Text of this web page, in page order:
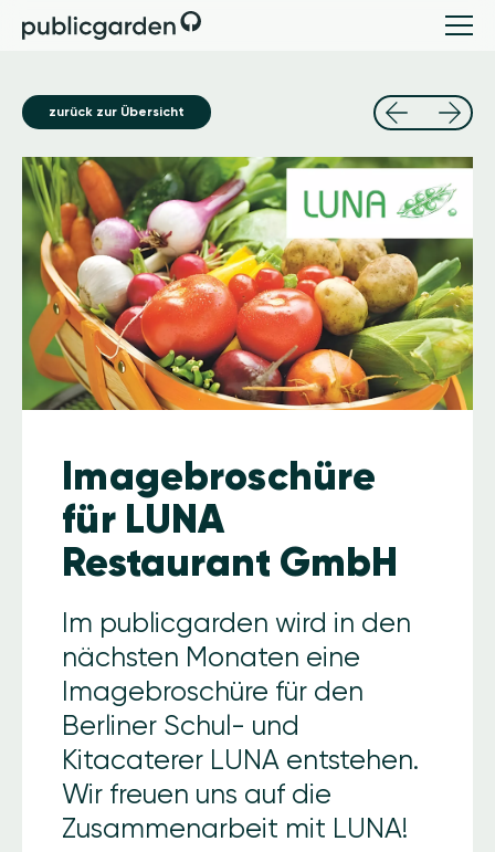
zurück zur Übersicht
Image
Imagebroschüre
für LUNA
Restaurant GmbH
Im publicgarden wird in den
nächsten Monaten eine
Imagebroschüre für den
Berliner Schul- und
Kitacaterer LUNA entstehen.
Wir freuen uns auf die
Zusammenarbeit mit LUNA!